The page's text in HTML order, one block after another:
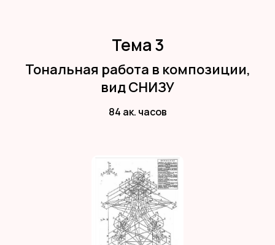
Тема 3
Тональная работа в композиции,
вид СНИЗУ
84 ак. часов